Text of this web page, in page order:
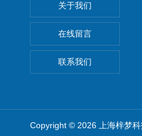
关于我们
在线留言
联系我们
Copyright © 2026 上海梓梦